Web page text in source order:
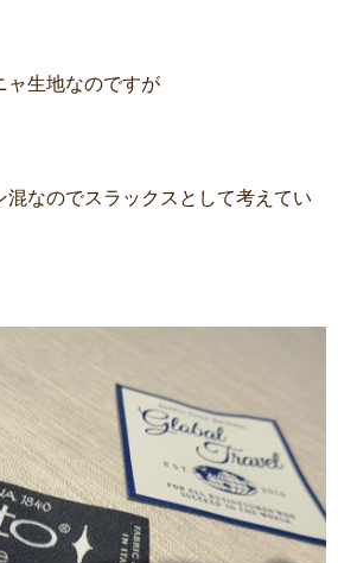
ャ生地なのですが
混なのでスラックスとして考えてい